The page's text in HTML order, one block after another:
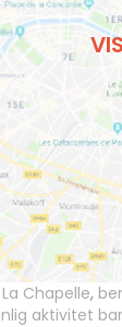
Chapelle,
aktivitet